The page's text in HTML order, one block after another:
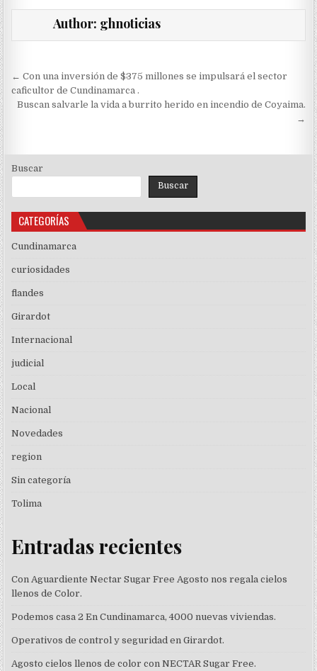
Author: ghnoticias
Navegación
de
← Con una inversión de $375 millones se impulsará el sector
caficultor de Cundinamarca .
Buscan salvarle la vida a burrito herido en incendio de Coyaima.
→
Buscar
Buscar
CATEGORÍAS
Cundinamarca
curiosidades
flandes
Girardot
Internacional
judicial
Local
Nacional
Novedades
region
Sin categoría
Tolima
Entradas recientes
Con Aguardiente Nectar Sugar Free Agosto nos regala cielos
llenos de Color.
Podemos casa 2 En Cundinamarca, 4000 nuevas viviendas.
Operativos de control y seguridad en Girardot.
Agosto cielos llenos de color con NECTAR Sugar Free.